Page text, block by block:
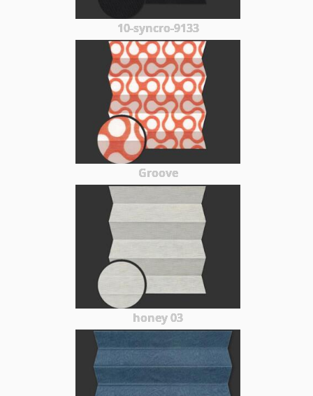
10-syncro-9133
Groove
honey 03